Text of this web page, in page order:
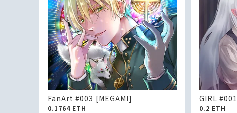
FanArt #003 [MEGAMI]
0.1764 ETH
GIRL #001
0.2 ETH